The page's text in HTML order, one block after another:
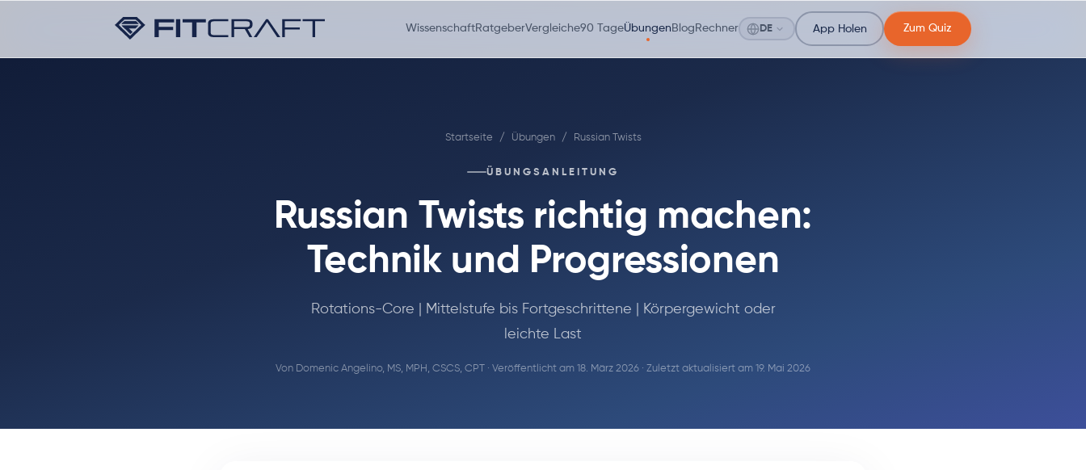
WissenschaftRatgeberVergleiche90 TageÜbungen Blog Rechner DE App Holen Zum Quiz
Startseite / Übungen / Russian Twists
ÜBUNGSANLEITUNG
Russian Twists richtig machen:
Technik und Progressionen
Rotations-Core | Mittelstufe bis Fortgeschrittene | Körpergewicht oder
leichte Last
Von Domenic Angelino, MS, MPH, CSCS, CPT · Veröffentlicht am 18. März 2026 · Zuletzt aktualisiert am 19. Mai 2026